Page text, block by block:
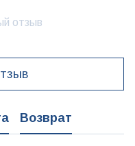
отзыв
Возврат